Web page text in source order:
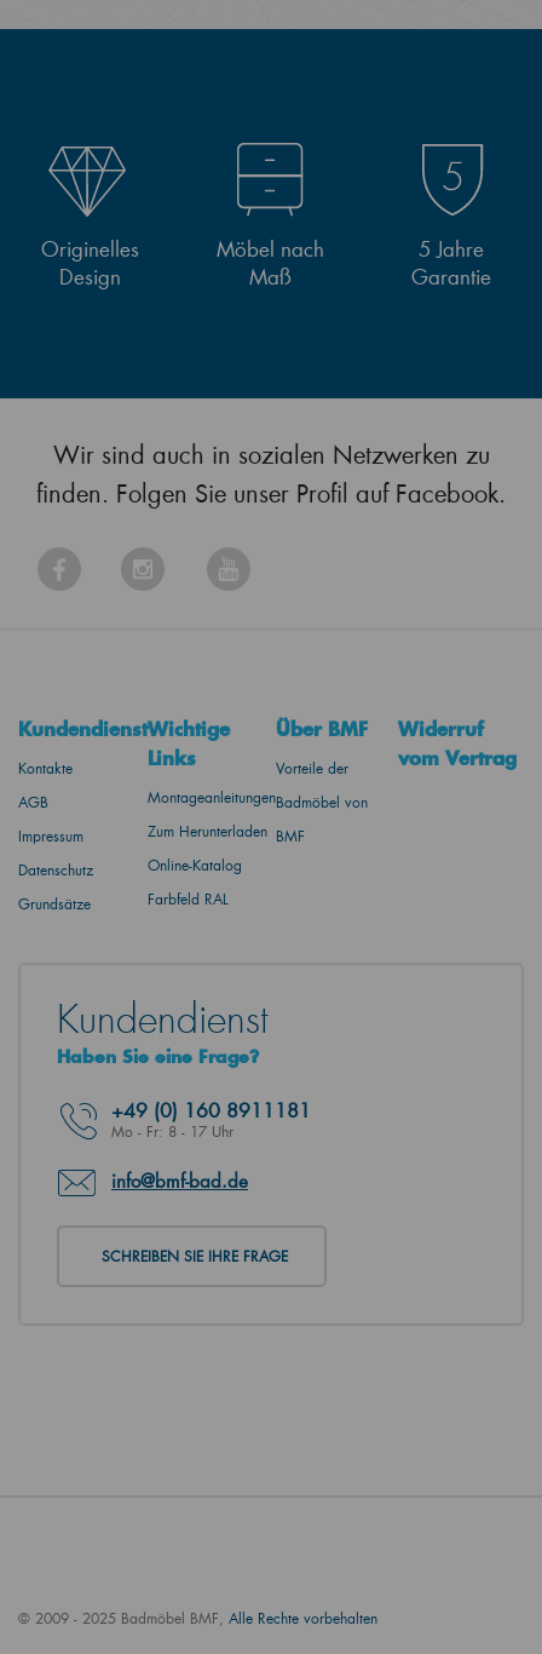
Originelles
Design
Möbel nach
Maß
5 Jahre
Garantie
Wir sind auch in sozialen Netzwerken zu
finden. Folgen Sie unser Profil auf Facebook.
Kundendienst
Kontakte
AGB
Impressum
Datenschutz
Grundsätze
Wichtige
Links
Montageanleitungen
Zum Herunterladen
Online-Katalog
Farbfeld RAL
Über BMF
Vorteile der
Badmöbel von
BMF
Widerruf
vom Vertrag
Kundendienst
Haben Sie eine Frage?
+49 (0) 160 8911181
Mo - Fr: 8 - 17 Uhr
info@bmf-bad.de
SCHREIBEN SIE IHRE FRAGE
© 2009 - 2025 Badmöbel BMF, Alle Rechte vorbehalten